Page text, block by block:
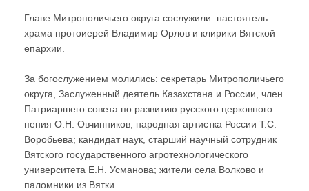
Главе Митрополичьего округа сослужили: настоятель
храма протоиерей Владимир Орлов и клирики Вятской
епархии.
За богослужением молились: секретарь Митрополичьего
округа, Заслуженный деятель Казахстана и России, член
Патриаршего совета по развитию русского церковного
пения О.Н. Овчинников; народная артистка России Т.С.
Воробьева; кандидат наук, старший научный сотрудник
Вятского государственного агротехнологического
университета Е.Н. Усманова; жители села Волково и
паломники из Вятки.